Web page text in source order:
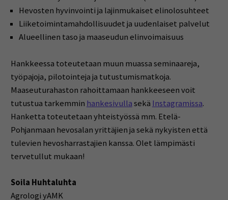
Hevosten hyvinvointi ja lajinmukaiset elinolosuhteet
Liiketoimintamahdollisuudet ja uudenlaiset palvelut
Alueellinen taso ja maaseudun elinvoimaisuus
Hankkeessa toteutetaan muun muassa seminaareja,
työpajoja, pilotointeja ja tutustumismatkoja.
Maaseuturahaston rahoittamaan hankkeeseen voit
tutustua tarkemmin hankesivullasekä Instagramissa.
Hanketta toteutetaan yhteistyössä mm. Etelä-
Pohjanmaan hevosalan yrittäjien ja sekä nykyisten että
tulevien hevosharrastajien kanssa. Olet lämpimästi
tervetullut mukaan!
Soila Huhtaluhta
Agrologi yAMK